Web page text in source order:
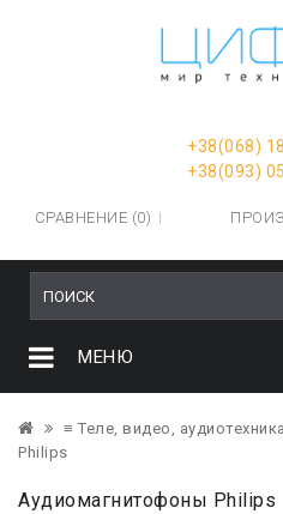
+38(068)
+38(093)
СРАВНЕНИЕ (0)
МЕНЮ
≡ Теле, видео, аудиотехника
Philips
Аудиомагнитофоны Philips